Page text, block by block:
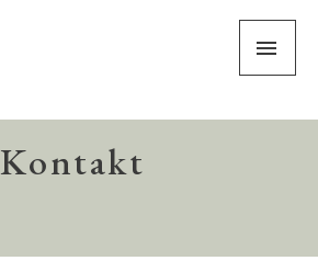
Kontakt